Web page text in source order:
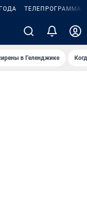
ТЕЛЕПРОГРАММА
в Геленджике